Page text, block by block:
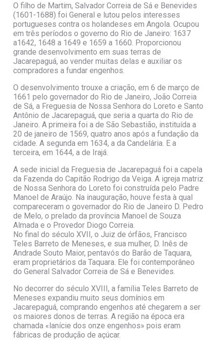
O filho de Martim, Salvador Correia de Sá e Benevides
(1601-1688) foi General e lutou pelos interesses
portugueses contra os holandeses em Angola. Ocupou
em três períodos o governo do Rio de Janeiro: 1637
a1642, 1648 a 1649 e 1659 a 1660. Proporcionou
grande desenvolvimento em suas terras de
Jacarepaguá, ao vender muitas delas e auxiliar os
compradores a fundar engenhos.
O desenvolvimento trouxe a criação, em 6 de março de
1661 pelo governador do Rio de Janeiro, João Correia
de Sá, a Freguesia de Nossa Senhora do Loreto e Santo
Antônio de Jacarepaguá, que seria a quarta do Rio de
Janeiro. A primeira foi a de São Sebastião, instituída a
20 de janeiro de 1569, quatro anos após a fundação da
cidade. A segunda em 1634, a da Candelária. E a
terceira, em 1644, a de Irajá.
A sede inicial da Freguesia de Jacarepaguá foi a capela
da Fazenda do Capitão Rodrigo da Veiga. A igreja matriz
de Nossa Senhora do Loreto foi construída pelo Padre
Manoel de Araújo. Na inauguração, houve festa à qual
compareceram o governador do Rio de Janeiro D. Pedro
de Melo, o prelado da província Manoel de Souza
Almada e o Provedor Diogo Correia.
No final do século XVII, o Juiz de órfãos, Francisco
Teles Barreto de Meneses, e sua mulher, D. Inês de
Andrade Souto Maior, pentavós do Barão de Taquara,
eram proprietários da Taquara. Ele foi contemporâneo
do General Salvador Correia de Sá e Benevides.
No decorrer do século XVIII, a família Teles Barreto de
Meneses expandiu muito seus domínios em
Jacarepaguá, comprando engenhos até chegarem a ser
os maiores donos de terras. A região na época era
chamada «lanície dos onze engenhos» pois eram
fábricas de produção de açúcar.